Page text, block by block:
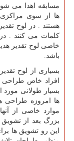
مسابقه اهدا می
ها از سوی مراکزی
هستند . در لوح
کلمات می کنند .
خاصی لوح تقدیر
باشد.
بسیاری از لوح
افراد خاص طراحی
بسیار طولانی مورد
ها امروزه طراحی
موارد خاصی از
بزرگ بعد از تشویق
این رو تشویق ها